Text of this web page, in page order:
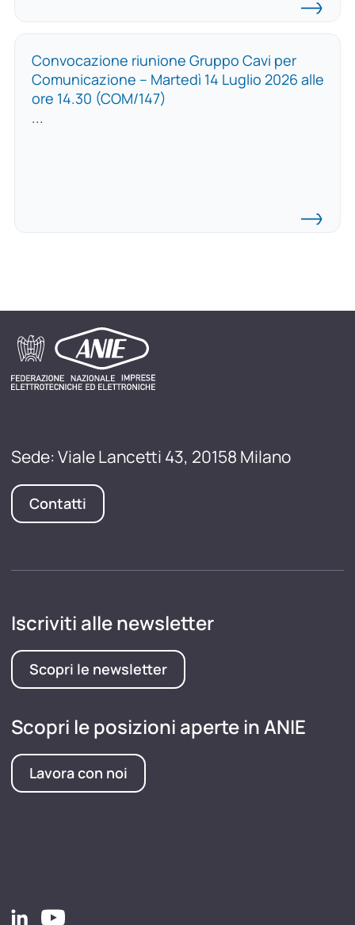
Convocazione riunione Gruppo Cavi per
Comunicazione – Martedì 14 Luglio 2026 alle
ore 14.30 (COM/147)
...
Sede: Viale Lancetti 43, 20158 Milano
Contatti
Iscriviti alle newsletter
Scopri le newsletter
Scopri le posizioni aperte in ANIE
Lavora con noi